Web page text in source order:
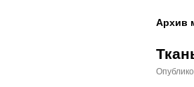
Архив